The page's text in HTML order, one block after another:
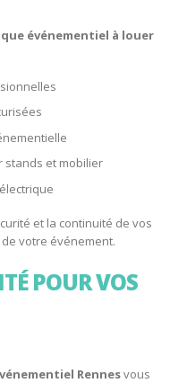
événementiel à louer
stands et mobilier
et la continuité de vos
votre événement.
POUR VOS
Rennesvous